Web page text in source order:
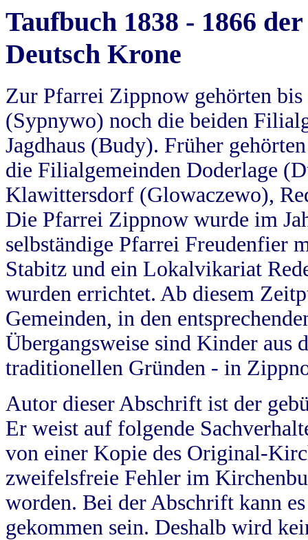
Taufbuch 1838 - 1866
Deutsch Krone
Zur Pfarrei Zippnow gehörten
(Sypnywo) noch die beiden
Jagdhaus (Budy). Früher
die Filialgemeinden Doderlage
Klawittersdorf (Glowaczewo),
Die Pfarrei Zippnow wurde im
selbständige Pfarrei Freudenfier
Stabitz und ein Lokalvikariat
wurden errichtet. Ab diesem
Gemeinden, in den
Übergangsweise sind Kinder aus
traditionellen Gründen - in
Autor dieser Abschrift ist der
Er weist auf folgende
von einer Kopie des Original-
zweifelsfreie Fehler im
worden. Bei der Abschrift kann
gekommen sein. Deshalb wird